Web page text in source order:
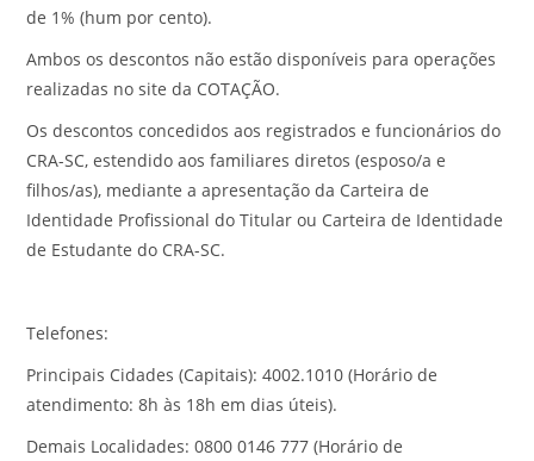
de 1% (hum por cento).
Ambos os descontos não estão disponíveis para operações
realizadas no site da COTAÇÃO.
Os descontos concedidos aos registrados e funcionários do
CRA-SC, estendido aos familiares diretos (esposo/a e
filhos/as), mediante a apresentação da Carteira de
Identidade Profissional do Titular ou Carteira de Identidade
de Estudante do CRA-SC.
Telefones:
Principais Cidades (Capitais): 4002.1010 (Horário de
atendimento: 8h às 18h em dias úteis).
Demais Localidades: 0800 0146 777 (Horário de